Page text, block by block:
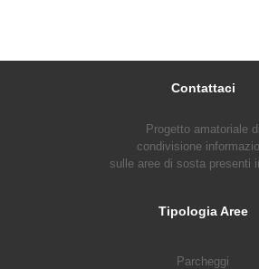
Contattaci
Progetto amatoriale di
condivisione
sulle aree di sosta presenti
Tipologia Aree
Parcheggi